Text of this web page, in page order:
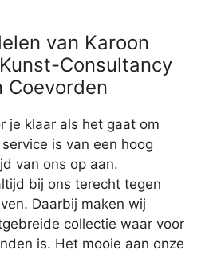
van Karoon
Consultancy
Coevorden
je klaar als het gaat om
is van een hoog
van ons op aan.
bij ons terecht tegen
Daarbij maken wij
collectie waar voor
is. Het mooie aan onze